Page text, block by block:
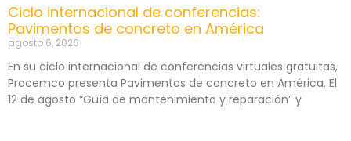
Ciclo internacional de conferencias:
Pavimentos de concreto en América
agosto 6, 2026
En su ciclo internacional de conferencias virtuales gratuitas,
Procemco presenta Pavimentos de concreto en América. El
12 de agosto “Guía de mantenimiento y reparación” y